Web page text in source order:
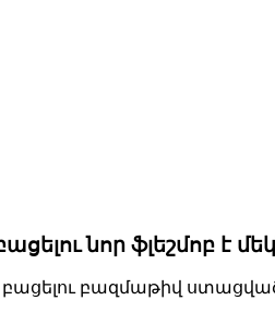
նոր ֆլեշմոբ է
բազմաթիվ